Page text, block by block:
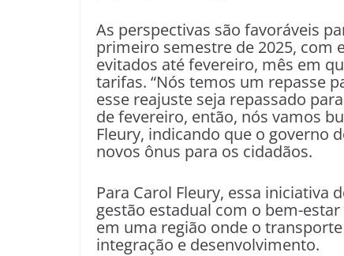
As perspectivas são favoráveis
primeiro semestre de 2025, com
evitados até fevereiro, mês em
tarifas. “Nós temos um repasse
esse reajuste seja repassado
de fevereiro, então, nós vamos
Fleury, indicando que o governo
novos ônus para os cidadãos.
Para Carol Fleury, essa
gestão estadual com o bem-
em uma região onde o
integração e desenvolvimento.